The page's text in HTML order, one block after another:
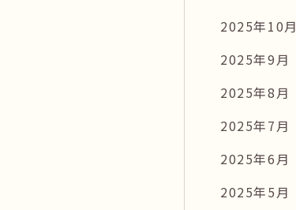
2025年10月
2025年9月
2025年8月
2025年7月
2025年6月
2025年5月